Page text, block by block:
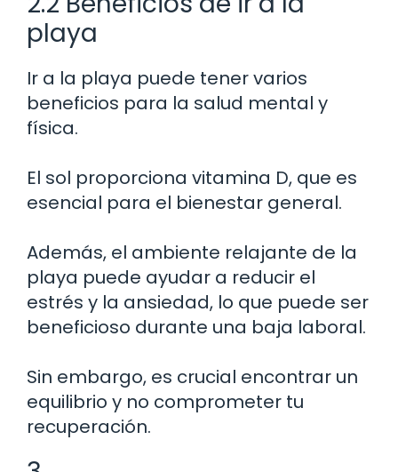
playa
Ir a la playa puede tener varios
beneficios para la salud mental y
física.
El sol proporciona vitamina D, que es
esencial para el bienestar general.
Además, el ambiente relajante de la
playa puede ayudar a reducir el
estrés y la ansiedad, lo que puede ser
beneficioso durante una baja laboral.
Sin embargo, es crucial encontrar un
equilibrio y no comprometer tu
recuperación.